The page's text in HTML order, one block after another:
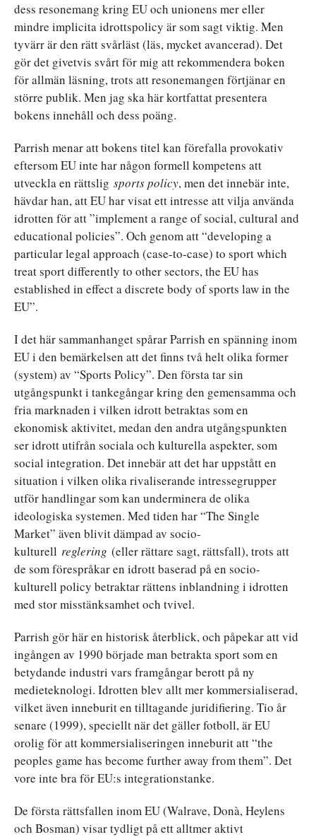
dess resonemang kring EU och unionens mer eller
mindre implicita idrottspolicy är som sagt viktig. Men
tyvärr är den rätt svårläst (läs, mycket avancerad). Det
gör det givetvis svårt för mig att rekommendera boken
för allmän läsning, trots att resonemangen förtjänar en
större publik. Men jag ska här kortfattat presentera
bokens innehåll och dess poäng.
Parrish menar att bokens titel kan förefalla provokativ
eftersom EU inte har någon formell kompetens att
utveckla en rättslig sports policy, men det innebär inte,
hävdar han, att EU har visat ett intresse att vilja använda
idrotten för att ”implement a range of social, cultural and
educational policies”. Och genom att “developing a
particular legal approach (case-to-case) to sport which
treat sport differently to other sectors, the EU has
established in effect a discrete body of sports law in the
EU”.
I det här sammanhanget spårar Parrish en spänning inom
EU i den bemärkelsen att det finns två helt olika former
(system) av “Sports Policy”. Den första tar sin
utgångspunkt i tankegångar kring den gemensamma och
fria marknaden i vilken idrott betraktas som en
ekonomisk aktivitet, medan den andra utgångspunkten
ser idrott utifrån sociala och kulturella aspekter, som
social integration. Det innebär att det har uppstått en
situation i vilken olika rivaliserande intressegrupper
utför handlingar som kan underminera de olika
ideologiska systemen. Med tiden har “The Single
Market” även blivit dämpad av socio-
kulturell reglering (eller rättare sagt, rättsfall), trots att
de som förespråkar en idrott baserad på en socio-
kulturell policy betraktar rättens inblandning i idrotten
med stor misstänksamhet och tvivel.
Parrish gör här en historisk återblick, och påpekar att vid
ingången av 1990 började man betrakta sport som en
betydande industri vars framgångar berott på ny
medieteknologi. Idrotten blev allt mer kommersialiserad,
vilket även inneburit en tilltagande juridifiering. Tio år
senare (1999), speciellt när det gäller fotboll, är EU
orolig för att kommersialiseringen inneburit att “the
peoples game has become further away from them”. Det
vore inte bra för EU:s integrationstanke.
De första rättsfallen inom EU (Walrave, Donà, Heylens
och Bosman) visar tydligt på ett alltmer aktivt